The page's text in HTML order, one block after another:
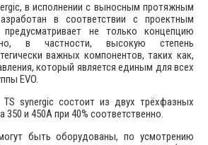
в исполнении с выносным протяжным
в соответствии с проектным
не только концепцию
в частности, высокую степень
важных компонентов, таких как,
который является единым для всех
EVO.
TS synergic состоит из двух трёхфазных
350 и 450А при 40% соответственно.
быть оборудованы, по усмотрению